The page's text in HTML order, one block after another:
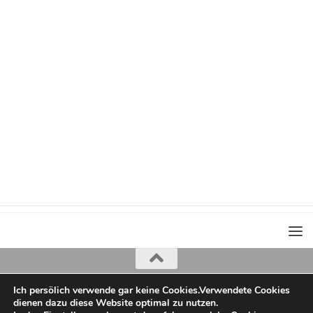
Iris Greiner
copyright 2022
Ich persölich verwende gar keine Cookies.Verwendete Cookies
dienen dazu diese Website optimal zu nutzen.